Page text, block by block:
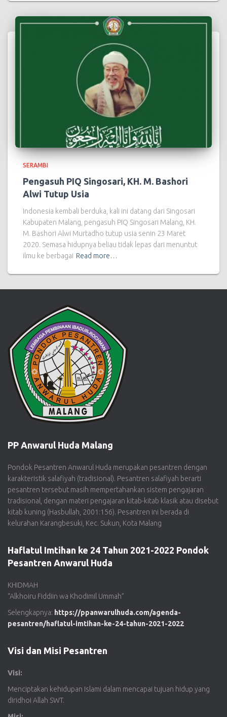
SERAMBI
Pengasuh PIQ Singosari, KH. M. Bashori
Alwi Tutup Usia
Indonesia kembali berduka, kali ini datang dari Singosari
Kabupaten Malang, pengasuh PIQ Singosari Malang, KH.
M. Bashori Alwi Murtadho tutup usia senin 23 Maret
2020. Semasa hidupnya beliau tidak lepas dari menuntut
ilmu ke berbagai Read more…
PP Anwarul Huda Malang
Pondok Pesantren Anwarul Huda merupakan pesantren dengan
karakteristik salafiyah (tradisional). Pesantren salafiyah berarti
pesantren tersebut masih mempertahankan sistem pengajaran
tradisional, dengan materi pengajaran kitab-kitab klasik atau disebut
kitab kuning (Hasbullah, 2001:156). Pesantren ini berada di
kelurahan Karangbesuki, Kec. Sukun, Kota Malang
Haflatul Imtihan ke 24 Tahun 2021-2022 Pondok
Pesantren Anwarul Huda
KHIDMAH
“Alkhoiru Fiddiin wa Khodimil Ummah”
Selengkapnya: https://ppanwarulhuda.com/agenda-
pesantren/haflatul-imtihan-ke-24-tahun-2021-2022
Visi dan Misi Pesantren
Visi:
Menciptakan kehidupan Islami dalam mencapai tujuan hidup yang
diridhoi Allah SWT.